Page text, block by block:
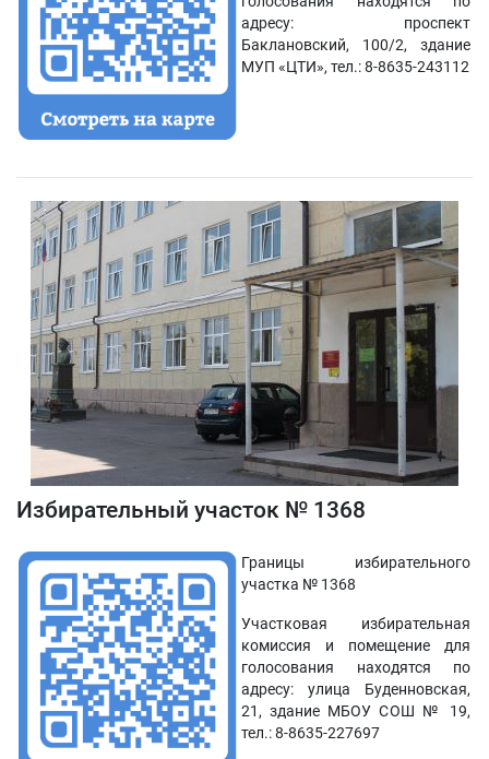
адресу: проспект
Баклановский, 100/2, здание
МУП «ЦТИ», тел.: 8-8635-243112
Избирательный участок № 1368
Границы избирательного
участка № 1368
Участковая избирательная
комиссия и помещение для
голосования находятся по
адресу: улица Буденновская,
21, здание МБОУ СОШ № 19,
тел.: 8-8635-227697